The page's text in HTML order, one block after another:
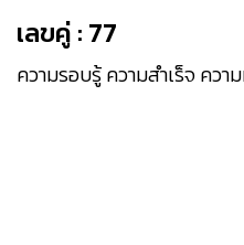
เลขคู่ : 77
ความรอบรู้ ความสำเร็จ คว